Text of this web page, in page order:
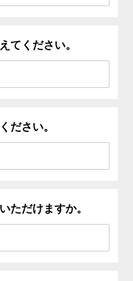
てください。
ださい。
ただけますか。